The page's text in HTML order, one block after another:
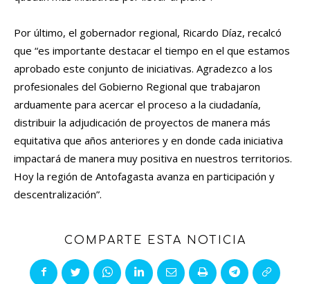
Por último, el gobernador regional, Ricardo Díaz, recalcó
que “es importante destacar el tiempo en el que estamos
aprobado este conjunto de iniciativas. Agradezco a los
profesionales del Gobierno Regional que trabajaron
arduamente para acercar el proceso a la ciudadanía,
distribuir la adjudicación de proyectos de manera más
equitativa que años anteriores y en donde cada iniciativa
impactará de manera muy positiva en nuestros territorios.
Hoy la región de Antofagasta avanza en participación y
descentralización”.
COMPARTE ESTA NOTICIA